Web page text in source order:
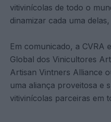
vitivinícolas de todo o
dinamizar cada uma
Em comunicado, a CVRA
Global dos Vinicultores
Artisan Vintners Alliance
uma aliança proveitosa e
vitivinícolas parceiras em